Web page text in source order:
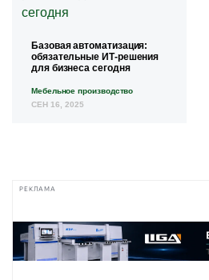
Базовая автоматизация:
обязательные ИТ-решения
для бизнеса сегодня
Мебельное производство
СЕН 16, 2025
РЕКЛАМА